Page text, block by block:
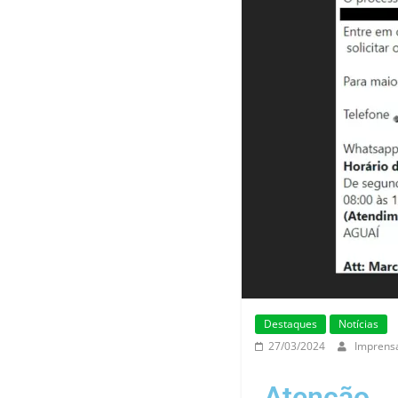
Destaques
Notícias
27/03/2024